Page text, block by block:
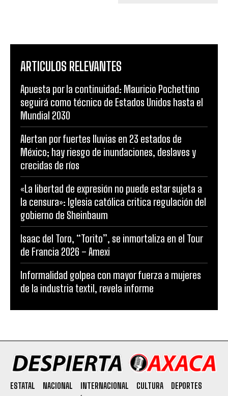
ARTICULOS RELEVANTES
Apuesta por la continuidad: Mauricio Pochettino
seguirá como técnico de Estados Unidos hasta el
Mundial 2030
Alertan por fuertes lluvias en 23 estados de
México; hay riesgo de inundaciones, deslaves y
crecidas de ríos
«La libertad de expresión no puede estar sujeta a
la censura»: Iglesia católica critica regulación del
gobierno de Sheinbaum
Isaac del Toro, “Torito”, se inmortaliza en el Tour
de Francia 2026 – Amexi
Informalidad golpea con mayor fuerza a mujeres
de la industria textil, revela informe
ESTATAL NACIONAL INTERNACIONAL CULTURA
DEPORTES